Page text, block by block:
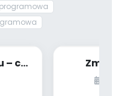
– co
Zmiany